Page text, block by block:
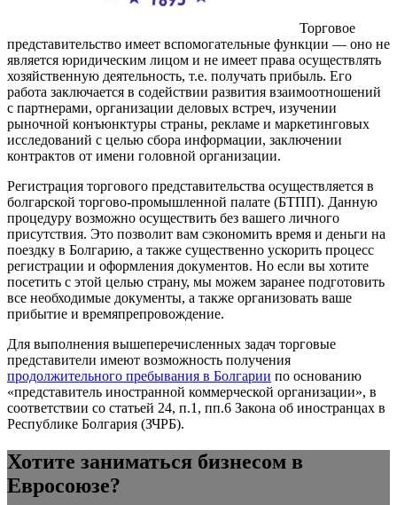
Торговое
представительство имеет вспомогательные функции — оно не
является юридическим лицом и не имеет права осуществлять
хозяйственную деятельность, т.е. получать прибыль. Его
работа заключается в содействии развития взаимоотношений
с партнерами, организации деловых встреч, изучении
рыночной конъюнктуры страны, рекламе и маркетинговых
исследований с целью сбора информации, заключении
контрактов от имени головной организации.
Регистрация торгового представительства осуществляется в
болгарской торгово-промышленной палате (БТПП). Данную
процедуру возможно осуществить без вашего личного
присутствия. Это позволит вам сэкономить время и деньги на
поездку в Болгарию, а также существенно ускорить процесс
регистрации и оформления документов. Но если вы хотите
посетить с этой целью страну, мы можем заранее подготовить
все необходимые документы, а также организовать ваше
прибытие и времяпрепровождение.
Для выполнения вышеперечисленных задач торговые
представители имеют возможность получения
продолжительного пребывания в Болгарии по основанию
«представитель иностранной коммерческой организации», в
соответствии со статьей 24, п.1, пп.6 Закона об иностранцах в
Республике Болгария (ЗЧРБ).
Хотите заниматься бизнесом в
Евросоюзе?